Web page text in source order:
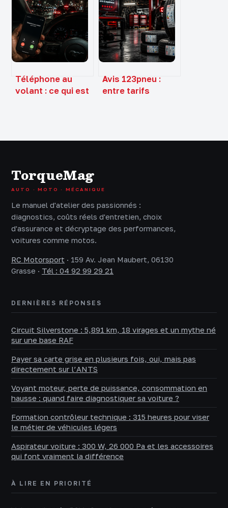
€ au
remplacement
complet à 1500 €
gabarit idéal et
éviter les erreurs
de stationnement
Téléphone au
volant : ce qui est
Avis 123pneu :
entre tarifs
TorqueMag
AUTO · MOTO · MÉCANIQUE
Le manuel d'atelier des passionnés :
diagnostics, coûts réels d'entretien, choix
d'assurance et décryptage des performances,
voitures comme motos.
RC Motorsport · 159 Av. Jean Maubert, 06130
Grasse · Tél : 04 92 99 29 21
DERNIÈRES RÉPONSES
Circuit Silverstone : 5,891 km, 18 virages et un mythe né
sur une base RAF
Payer sa carte grise en plusieurs fois, oui, mais pas
directement sur l’ANTS
Voyant moteur, perte de puissance, consommation en
hausse : quand faire diagnostiquer sa voiture ?
Formation contrôleur technique : 315 heures pour viser
le métier de véhicules légers
Aspirateur voiture : 300 W, 26 000 Pa et les accessoires
qui font vraiment la différence
À LIRE EN PRIORITÉ